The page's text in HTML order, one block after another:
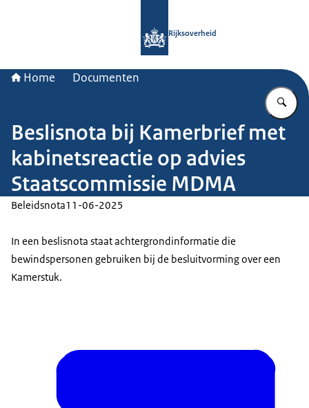
Rijksoverheid
Home Documenten
Beslisnota bij Kamerbrief met
kabinetsreactie op advies
Staatscommissie MDMA
Beleidsnota11-06-2025
In een beslisnota staat achtergrondinformatie die
bewindspersonen gebruiken bij de besluitvorming over een
Kamerstuk.